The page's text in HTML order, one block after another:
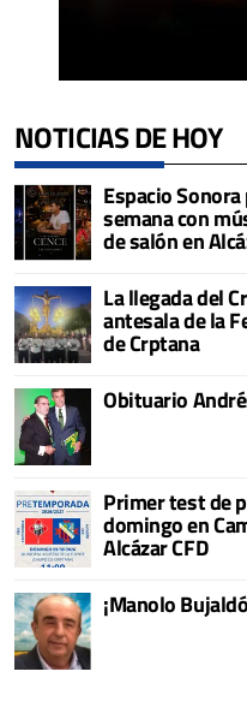
NOTICIAS DE HOY
Espacio
semana con
de salón en
La llegada del
antesala de la
de Crptana
Obituario
Primer test de
domingo en
Alcázar CFD
¡Manolo